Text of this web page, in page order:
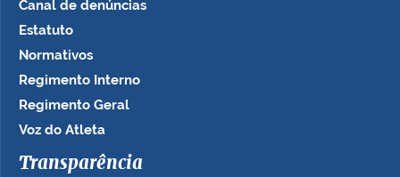
Canal de denúncias
Estatuto
Normativos
Regimento Interno
Regimento Geral
Voz do Atleta
Transparência